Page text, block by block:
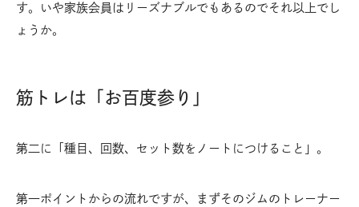
す。いや家族会員はリーズナブルでもあるのでそれ以上でし
ょうか。
筋トレは「お百度参り」
第二に「種目、回数、セット数をノートにつけること」。
第一ポイントからの流れですが、まずそのジムのトレーナー